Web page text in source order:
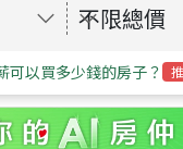
不限總價
以買多少錢的房子？